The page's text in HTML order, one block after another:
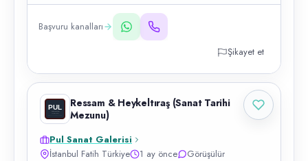
Başvuru kanalları
Şikayet et
Ressam & Heykeltıraş (Sanat Tarihi
Mezunu)
Pul Sanat Galerisi
İstanbul Fatih Türkiye
1 ay önce Görüşülür